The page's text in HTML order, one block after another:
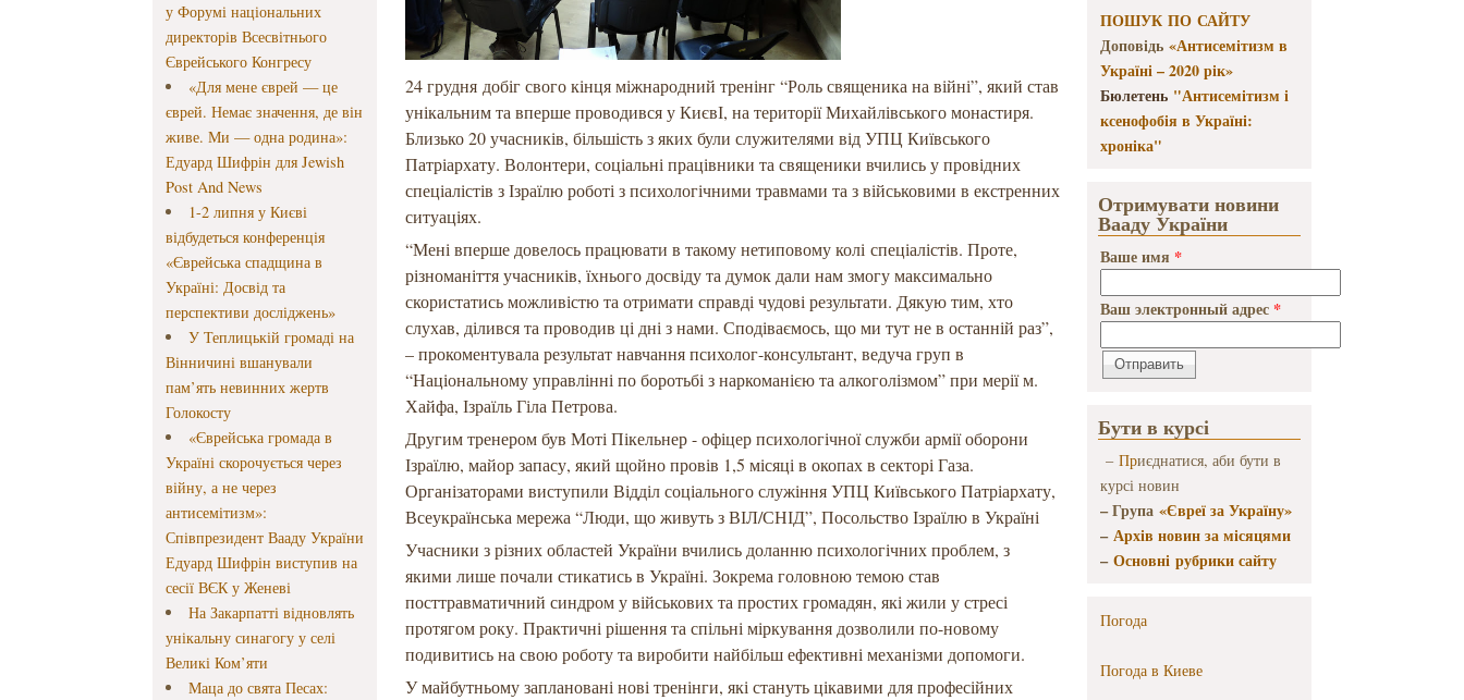
у Форумі національних
директорів Всесвітнього
Єврейського Конгресу
«Для мене єврей — це
єврей. Немає значення, де він
живе. Ми — одна родина»:
Едуард Шифрін для Jewish
Post And News
1-2 липня у Києві
відбудеться конференція
«Єврейська спадщина в
Україні: Досвід та
перспективи досліджень»
У Теплицькій громаді на
Вінничині вшанували
пам’ять невинних жертв
Голокосту
«Єврейська громада в
Україні скорочується через
війну, а не через
антисемітизм»:
Співпрезидент Вааду України
Едуард Шифрін виступив на
сесії ВЄК у Женеві
На Закарпатті відновлять
унікальну синагогу у селі
Великі Ком’яти
Маца до свята Песах:
24 грудня добіг свого кінця міжнародний тренінг “Роль священика на війні”, який став
унікальним та вперше проводився у КиєвІ, на території Михайлівського монастиря.
Близько 20 учасників, більшість з яких були служителями від УПЦ Київського
Патріархату. Волонтери, соціальні працівники та священики вчились у провідних
спеціалістів з Ізраїлю роботі з психологічними травмами та з військовими в екстренних
ситуаціях.
“Мені вперше довелось працювати в такому нетиповому колі спеціалістів. Проте,
різноманіття учасників, їхнього досвіду та думок дали нам змогу максимально
скористатись можливістю та отримати справді чудові результати. Дякую тим, хто
слухав, ділився та проводив ці дні з нами. Сподіваємось, що ми тут не в останній раз”,
– прокоментувала результат навчання психолог-консультант, ведуча груп в
“Національному управлінні по боротьбі з наркоманією та алкоголізмом” при мерії м.
Хайфа, Ізраїль Гіла Петрова.
Другим тренером був Моті Пікельнер - офіцер психологічної служби армії оборони
Ізраїлю, майор запасу, який щойно провів 1,5 місяці в окопах в секторі Газа.
Організаторами виступили Відділ соціального служіння УПЦ Київського Патріархату,
Всеукраїнська мережа “Люди, що живуть з ВІЛ/СНІД”, Посольство Ізраїлю в Україні
Учасники з різних областей України вчились доланню психологічних проблем, з
якими лише почали стикатись в Україні. Зокрема головною темою став
посттравматичний синдром у військових та простих громадян, які жили у стресі
протягом року. Практичні рішення та спільні міркування дозволили по-новому
подивитись на свою роботу та виробити найбільш ефективні механізми допомоги.
У майбутньому заплановані нові тренінги, які стануть цікавими для професійних
ПОШУК ПО САЙТУ
Доповідь «Антисемітизм в
Україні – 2020 рік»
Бюлетень "Антисемітизм і
ксенофобія в Україні:
хроніка"
Отримувати новини
Вааду України
Ваше имя *
Ваш электронный адрес *
Бути в курсі
– Приєднатися, аби бути в
курсі новин
– Група «Євреї за Україну»
–Архів новин за місяцями
–Основні рубрики сайту
Погода
Погода в Киеве